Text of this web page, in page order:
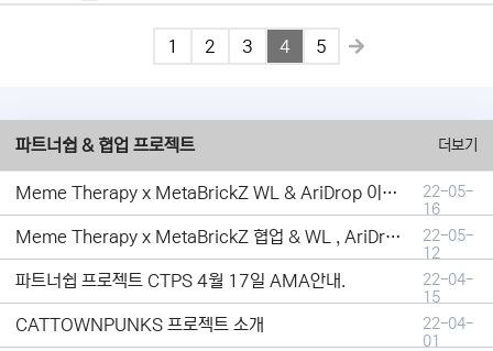
1 2 3 4 5
파트너쉽 & 협업 프로젝트 더보기
Meme Therapy x MetaBrickZ WL & AriDrop 이벤트 결과안내!
22-05-
16
Meme Therapy x MetaBrickZ 협업 & WL , AriDrop 이벤트 안내
22-05-
12
파트너쉽 프로젝트 CTPS 4월 17일 AMA안내.
22-04-
15
CATTOWNPUNKS 프로젝트 소개
22-04-
01